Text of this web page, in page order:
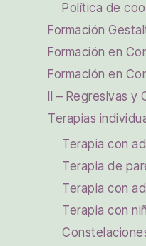
Política de
Formación
Formación en
Formación en
II – Regresivas y
Terapias
Terapia con
Terapia de
Terapia con
Terapia con